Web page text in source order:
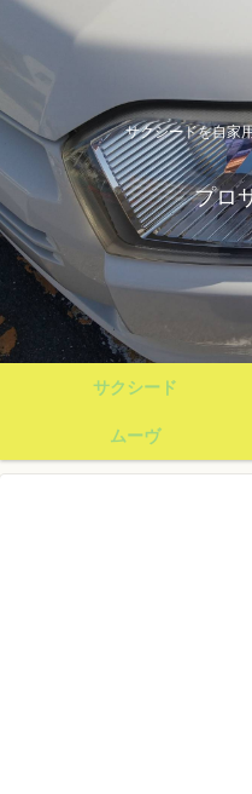
サクシードを自家
プロ
サクシード
ムーヴ